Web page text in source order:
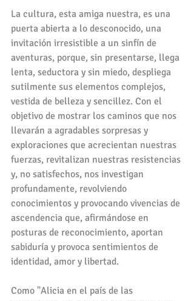
La cultura, esta amiga nuestra, es una
puerta abierta a lo desconocido, una
invitación irresistible a un sinfín de
aventuras, porque, sin presentarse, llega
lenta, seductora y sin miedo, despliega
sutilmente sus elementos complejos,
vestida de belleza y sencillez. Con el
objetivo de mostrar los caminos que nos
llevarán a agradables sorpresas y
exploraciones que acrecientan nuestras
fuerzas, revitalizan nuestras resistencias
y, no satisfechos, nos investigan
profundamente, revolviendo
conocimientos y provocando vivencias de
ascendencia que, afirmándose en
posturas de reconocimiento, aportan
sabiduría y provoca sentimientos de
identidad, amor y libertad.
Como "Alicia en el país de las